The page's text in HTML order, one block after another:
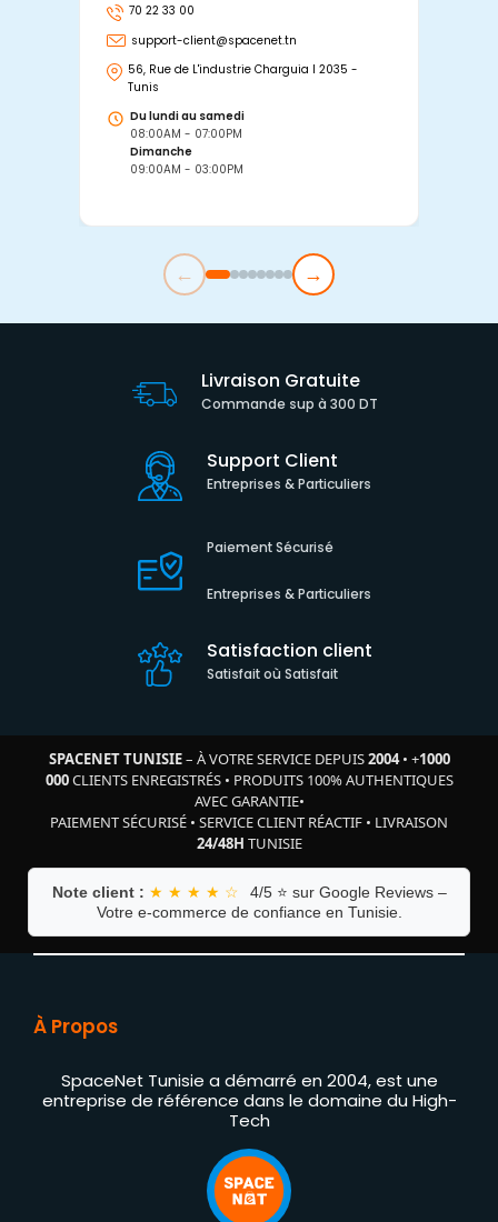
70 22 33 00
support-client@spacenet.tn
56, Rue de L'industrie Charguia I 2035 -
Tunis
Du lundi au samedi
08:00AM - 07:00PM
Dimanche
09:00AM - 03:00PM
← →
Livraison Gratuite
Commande sup à 300 DT
Support Client
Entreprises & Particuliers
Paiement Sécurisé
Entreprises & Particuliers
Satisfaction client
Satisfait où Satisfait
SPACENET TUNISIE– À VOTRE SERVICE DEPUIS2004• +1000
000CLIENTS ENREGISTRÉS• PRODUITS 100% AUTHENTIQUES
AVEC GARANTIE•
PAIEMENT SÉCURISÉ • SERVICE CLIENT RÉACTIF • LIVRAISON
24/48H TUNISIE
Note client : ★ ★ ★ ★ ☆
4/5 ⭐ sur Google Reviews –
Votre e-commerce de confiance en Tunisie.
À Propos
SpaceNet Tunisie a démarré en 2004, est une
entreprise de référence dans le domaine du High-
Tech